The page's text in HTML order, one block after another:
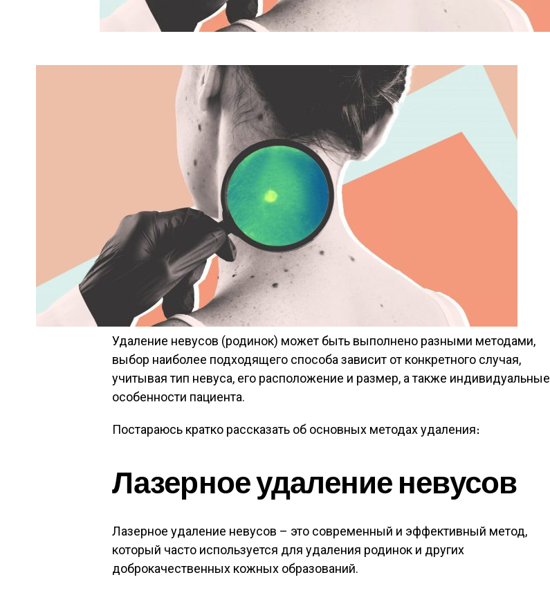
Удаление невусов (родинок) может быть выполнено разными методами,
выбор наиболее подходящего способа зависит от конкретного случая,
учитывая тип невуса, его расположение и размер, а также индивидуальные
особенности пациента.
Постараюсь кратко рассказать об основных методах удаления։
Лазерное удаление невусов
Лазерное удаление невусов – это современный и эффективный метод,
который часто используется для удаления родинок и других
доброкачественных кожных образований.